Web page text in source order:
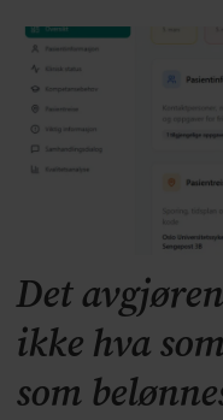
Det
ikke hva
som